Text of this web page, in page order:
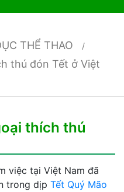
THỂ THAO
thú đón Tết ở Việt
thích thú
việc tại Việt Nam đã
trong dịp Tết Quý Mão